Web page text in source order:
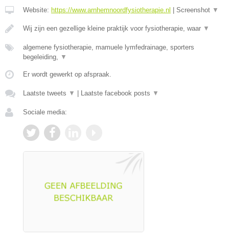
Website: https://www.arnhemnoordfysiotherapie.nl Screenshot ▼
Wij zijn een gezellige kleine praktijk voor fysiotherapie, waar ▼
algemene fysiotherapie, mamuele lymfedrainage, sporters
begeleiding,
▼
Er wordt gewerkt op afspraak.
Laatste tweets ▼ Laatste facebook posts ▼
Sociale media: